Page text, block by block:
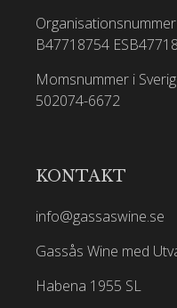
B47718754
Momsnummer i
502074-6672
KONTAKT
info@gassaswine.se
Gassås Wine med
Habena 1955 SL